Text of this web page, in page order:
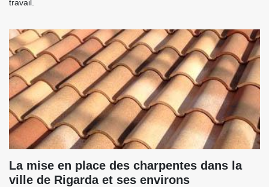
travail.
La mise en place des charpentes dans la
ville de Rigarda et ses environs